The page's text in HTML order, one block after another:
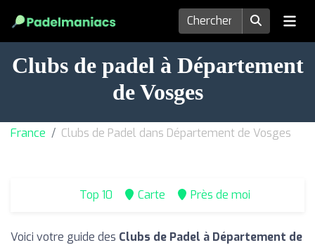
Clubs de padel à Département
de Vosges
France Clubs de Padel dans Département de Vosges
Top 10 Carte Près de moi
Voici votre guide des Clubs de Padel à Département de